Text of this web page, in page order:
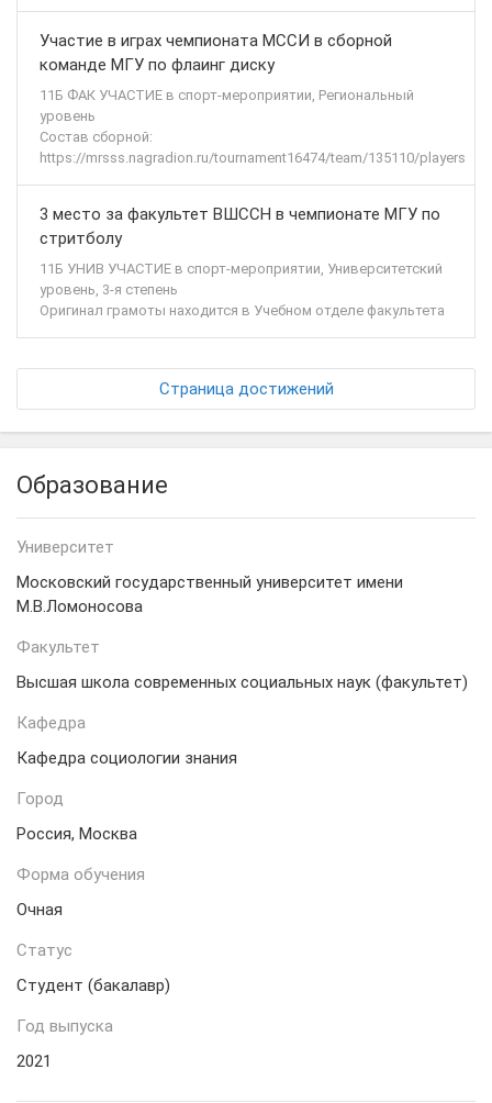
Участие в играх чемпионата МССИ в сборной
команде МГУ по флаинг диску
11Б ФАК УЧАСТИЕ в спорт-мероприятии, Региональный
уровень
Состав сборной:
https://mrsss.nagradion.ru/tournament16474/team/135110/players
3 место за факультет ВШССН в чемпионате МГУ по
стритболу
11Б УНИВ УЧАСТИЕ в спорт-мероприятии, Университетский
уровень, 3-я степень
Оригинал грамоты находится в Учебном отделе факультета
Страница достижений
Образование
Университет
Московский государственный университет имени
М.В.Ломоносова
Факультет
Высшая школа современных социальных наук (факультет)
Кафедра
Кафедра социологии знания
Город
Россия, Москва
Форма обучения
Очная
Статус
Студент (бакалавр)
Год выпуска
2021